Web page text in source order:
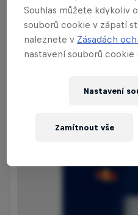
10:00 hod.
Nakupuj z naší
Souhlas můžete kdykoliv
souborů cookie v zápatí
naleznete v Zásadách
nastavení souborů cookie
Nastavení
Zamítnout vše